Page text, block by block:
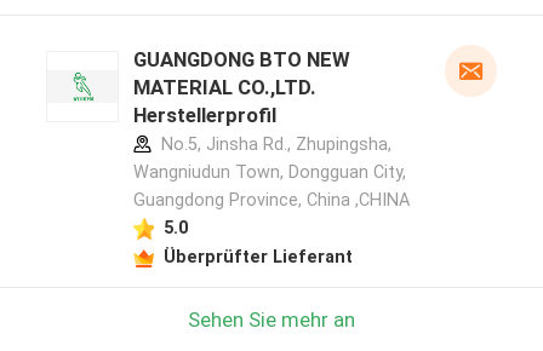
GUANGDONG BTO NEW
MATERIAL CO.,LTD.
Herstellerprofil
No.5, Jinsha Rd., Zhupingsha,
Wangniudun Town, Dongguan City,
Guangdong Province, China ,CHINA
5.0
Überprüfter Lieferant
Sehen Sie mehr an